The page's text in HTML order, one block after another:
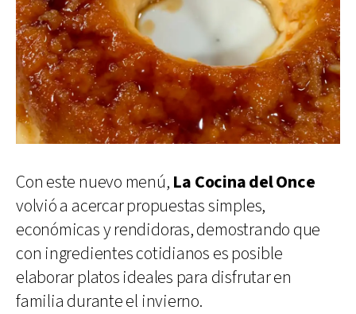
Con este nuevo menú, La Cocina del Once
volvió a acercar propuestas simples,
económicas y rendidoras, demostrando que
con ingredientes cotidianos es posible
elaborar platos ideales para disfrutar en
familia durante el invierno.